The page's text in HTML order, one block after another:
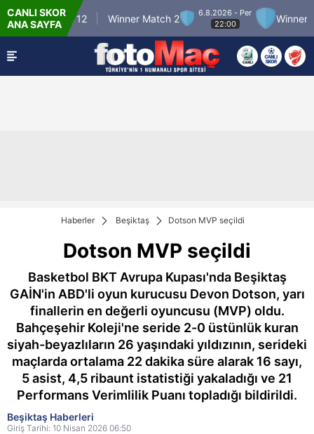
CANLI SKOR
ANA SAYFA
Match 12 Winner Match 2
6.8.2026 - Per
22:00
Winner
Haberler Beşiktaş Dotson MVP seçildi
Dotson MVP seçildi
Basketbol BKT Avrupa Kupası'nda Beşiktaş
GAİN'in ABD'li oyun kurucusu Devon Dotson, yarı
finallerin en değerli oyuncusu (MVP) oldu.
Bahçeşehir Koleji'ne seride 2-0 üstünlük kuran
siyah-beyazlıların 26 yaşındaki yıldızının, serideki
maçlarda ortalama 22 dakika süre alarak 16 sayı,
5 asist, 4,5 ribaunt istatistiği yakaladığı ve 21
Performans Verimlilik Puanı topladığı bildirildi.
Beşiktaş Haberleri
Giriş Tarihi: 10 Nisan 2026 06:50